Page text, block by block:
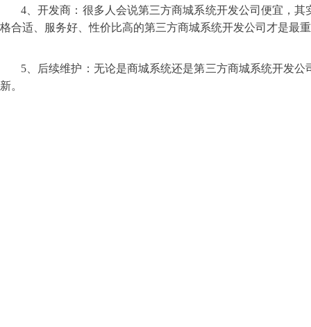
4、开发商：很多人会说第三方商城系统开发公司便宜，
格合适、服务好、性价比高的第三方商城系统开发公司才是最
5、后续维护：无论是商城系统还是第三方商城系统开发
新。